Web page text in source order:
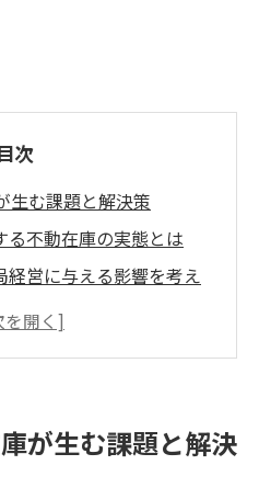
次
生む課題と解決策
る不動在庫の実態とは
経営に与える影響を考え
が生む課題と解決